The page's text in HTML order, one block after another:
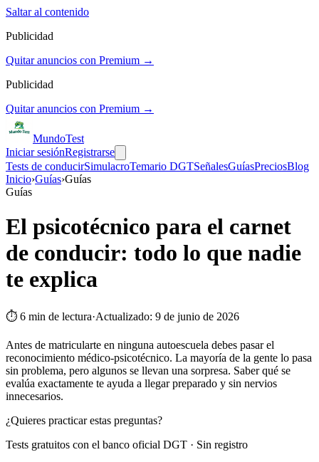
Saltar al contenido
Publicidad
Quitar anuncios con Premium →
Publicidad
Quitar anuncios con Premium →
MundoTest
Iniciar sesiónRegistrarse
Tests de conducirSimulacroTemario DGTSeñalesGuíasPreciosBlog
Inicio›Guías›Guías
Guías
El psicotécnico para el carnet
de conducir: todo lo que nadie
te explica
⏱ 6 min de lectura·Actualizado: 9 de junio de 2026
Antes de matricularte en ninguna autoescuela debes pasar el
reconocimiento médico-psicotécnico. La mayoría de la gente lo pasa
sin problema, pero algunos se llevan una sorpresa. Saber qué se
evalúa exactamente te ayuda a llegar preparado y sin nervios
innecesarios.
¿Quieres practicar estas preguntas?
Tests gratuitos con el banco oficial DGT · Sin registro